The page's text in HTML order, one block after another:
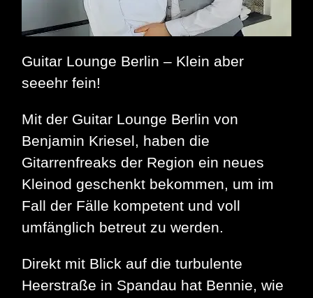
Guitar Lounge Berlin – Klein aber
seeehr fein!
Mit der Guitar Lounge Berlin von
Benjamin Kriesel, haben die
Gitarrenfreaks der Region ein neues
Kleinod geschenkt bekommen, um im
Fall der Fälle kompetent und voll
umfänglich betreut zu werden.
Direkt mit Blick auf die turbulente
Heerstraße in Spandau hat Bennie, wie